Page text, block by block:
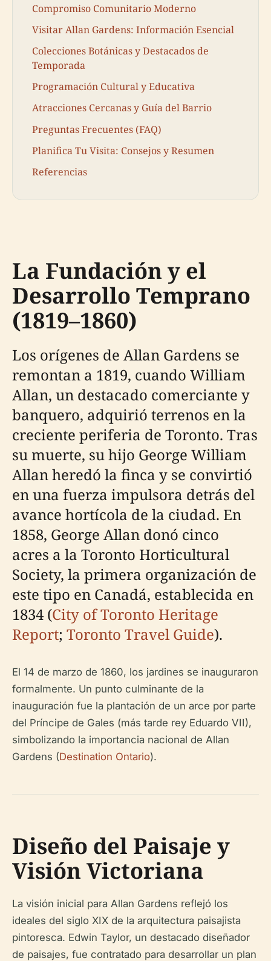
Compromiso Comunitario Moderno
Visitar Allan Gardens: Información Esencial
Colecciones Botánicas y Destacados de
Temporada
Programación Cultural y Educativa
Atracciones Cercanas y Guía del Barrio
Preguntas Frecuentes (FAQ)
Planifica Tu Visita: Consejos y Resumen
Referencias
La Fundación y el
Desarrollo Temprano
(1819–1860)
Los orígenes de Allan Gardens se
remontan a 1819, cuando William
Allan, un destacado comerciante y
banquero, adquirió terrenos en la
creciente periferia de Toronto. Tras
su muerte, su hijo George William
Allan heredó la finca y se convirtió
en una fuerza impulsora detrás del
avance hortícola de la ciudad. En
1858, George Allan donó cinco
acres a la Toronto Horticultural
Society, la primera organización de
este tipo en Canadá, establecida en
1834 (City of Toronto Heritage
Report; Toronto Travel Guide).
El 14 de marzo de 1860, los jardines se inauguraron
formalmente. Un punto culminante de la
inauguración fue la plantación de un arce por parte
del Príncipe de Gales (más tarde rey Eduardo VII),
simbolizando la importancia nacional de Allan
Gardens (Destination Ontario).
Diseño del Paisaje y
Visión Victoriana
La visión inicial para Allan Gardens reflejó los
ideales del siglo XIX de la arquitectura paisajista
pintoresca. Edwin Taylor, un destacado diseñador
de paisajes, fue contratado para desarrollar un plan